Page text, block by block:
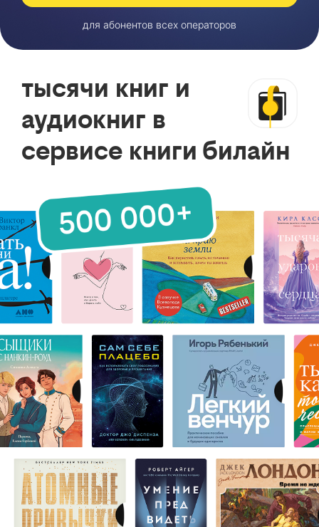
для абонентов всех операторов
тысячи книг и
аудиокниг в
сервисе книги билайн